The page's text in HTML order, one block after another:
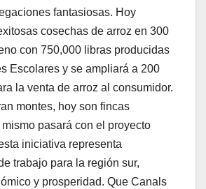
fantasiosas. Hoy
cosechas de arroz en 300
con 750,000 libras producidas
Escolares y se ampliará a 200
la venta de arroz al consumidor.
montes, hoy son fincas
pasará con el proyecto
iniciativa representa
trabajo para la región sur,
y prosperidad. Que Canals